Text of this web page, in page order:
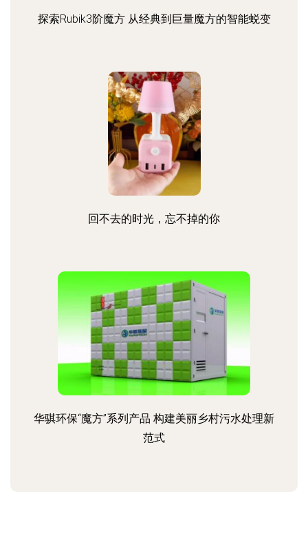
探索Rubik3阶魔方 从经典到巨量魔方的智能蜕变
回不去的时光，忘不掉的你
华骐环保“魔方”系列产品 构建美丽乡村污水处理新
范式